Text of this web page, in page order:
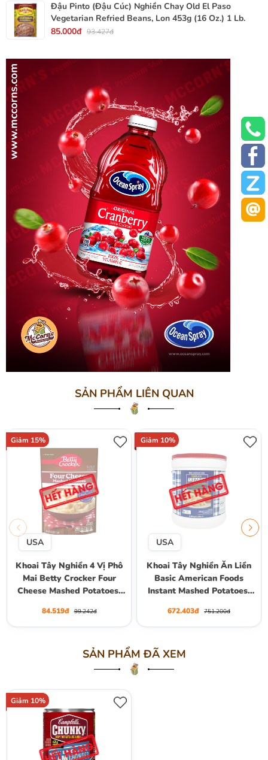
Đậu Pinto (Đậu Cúc) Nghiền Chay Old El Paso
Vegetarian Refried Beans, Lon 453g (16 Oz.) 1 Lb.
85.000đ 93.427đ
SẢN PHẨM LIÊN QUAN
Giảm 15%
USA
Khoai Tây Nghiền 4 Vị Phô
Mai Betty Crocker Four
Cheese Mashed Potatoes,
84.519đ 99.242đ
Giảm 10%
USA
Khoai Tây Nghiền Ăn Liền
Basic American Foods
Instant Mashed Potatoes,
672.403đ 751.200đ
SẢN PHẨM ĐÃ XEM
Giảm 10%